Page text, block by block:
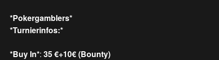
*Pokergamblers*
*Turnierinfos:*
*Buy In*: 35 €+10€ (Bounty)